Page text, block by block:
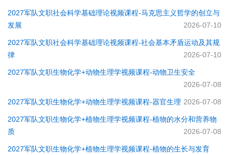
2027军队文职社会科学基础理论视频课程-​马克思主义哲学的创立与
发展
2026-07-10
2027军队文职社会科学基础理论视频课程-社会基本矛盾运动及其规
律
2026-07-10
2027军队文职生物化学+动物生理学视频课程-动物卫生安全
2026-07-08
2027军队文职生物化学+动物生理学视频课程-器官生理 2026-07-08
2027军队文职生物化学+植物生理学视频课程-植物的水分和营养物
质
2026-07-08
2027军队文职生物化学+植物生理学视频课程-植物的生长与发育